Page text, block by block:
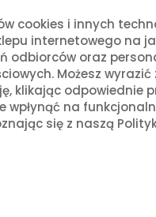
cookies i innych
internetowego na
oraz
Możesz
klikając odpowiednie
na
się z naszą